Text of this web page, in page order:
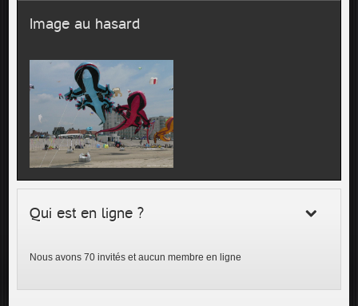
Image au hasard
Qui est en ligne ?
Nous avons 70 invités et aucun membre en ligne